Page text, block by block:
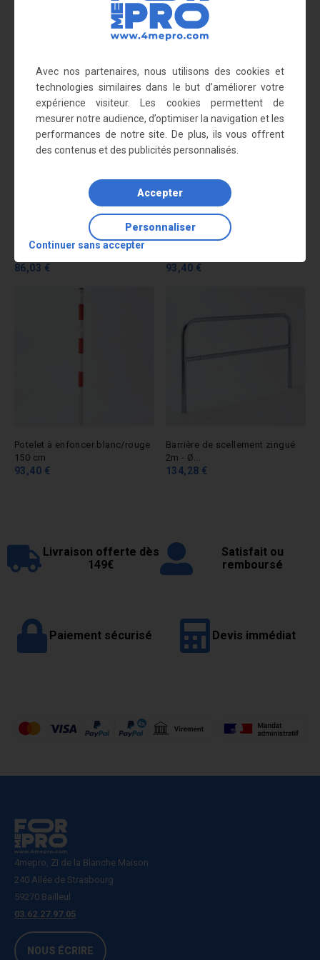
elles sont très résistantes (jusqu’à 500 joules).
Nous vous recommandons
Potelet à enfoncer blanc 150
86,03 €
Potelet à enfoncer jaune/noir
93,40 €
Potelet à enfoncer blanc/rouge
150 cm
93,40 €
Barrière de scellement zingué
2m - Ø...
134,28 €
Livraison offerte dès
149€
Satisfait ou
remboursé
Paiement sécurisé Devis immédiat
4mepro, ZI de la Blanche Maison
240 Allée de Strasbourg
59270 Bailleul
03.62.27.97.05
NOUS ÉCRIRE
Avec nos partenaires, nous utilisons des cookies et
technologies similaires dans le but d’améliorer votre
expérience visiteur. Les cookies permettent de
mesurer notre audience, d’optimiser la navigation et les
performances de notre site. De plus, ils vous offrent
des contenus et des publicités personnalisés.
Personnaliser
Accepter
Continuer sans accepter